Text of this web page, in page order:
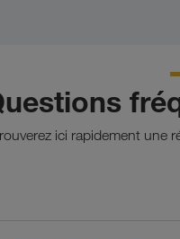
ici rapidement une